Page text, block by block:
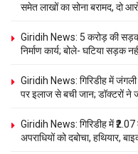
समेत लाखों का सोना बरामद, दो
Giridih News: 5 करोड़ की सड़क
निर्माण कार्य; बोले- घटिया सड़क
Giridih News: गिरिडीह में
पर इलाज से बची जान; डॉक्टरों ने
Giridih News: गिरिडीह में
अपराधियों को दबोचा, हथियार,